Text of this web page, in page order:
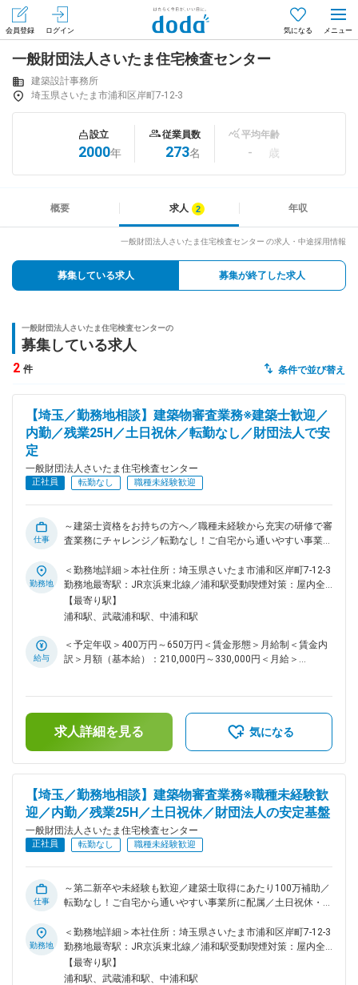
会員登録 ログイン 気になる
会員登録（無料）
はじめてdodaをご利用される方へ
求人を紹介してもらう
知りたい・聞きたい
専門サイト
自動案内は24時間365日対応
転職の「モヤモヤ」、一人で悩まず
気軽に相談してみませんか？
dodaの使い方は？
今の仕事を続けるべき？
ヘルプ サイトマップ
一般財団法人さいたま住宅検査センター
建築設計事務所
埼玉県さいたま市浦和区岸町7-12-3
設立
2000年
従業員数
273名
平均年齢
- 歳
概要 求人 年収
一般財団法人さいたま住宅検査センター の求人・中途採用情報
募集している求人 募集が終了した求人
一般財団法人さいたま住宅検査センターの
募集している求人
2 件 条件で並び替え
【埼玉／勤務地相談】建築物審査業務※建築士歓迎／
内勤／残業25H／土日祝休／転勤なし／財団法人で安
定
一般財団法人さいたま住宅検査センター
正社員 転勤なし 職種未経験歓迎
仕事
～建築士資格をお持ちの方へ／職種未経験から充実の研修で審
査業務にチャレンジ／転勤なし！ご自宅から通いやすい事業所
要： お客さまが作成した図面や申請書類が法律に適合してい
るかどうかを審査します。外出ほぼなしの内勤です。 戸建住
宅から店舗や倉庫、高層マンションなど、首都圏の様々な規模
の案件に携われます。【変更の範囲:法人の定める業務】 ■仕
申請書類を受理 （2）審査開始 （3）顧客へ不明点等の確認や
修正の依頼 （4）終了後、上司のダブルチェック （5）「確認
く、お客様と電話やメールでやりとりするのも、１日のうちの
主な仕事となります。 ■組織構成： 審査担当は各拠点で10名
ほど在籍しております。法人全体の職員数は約250名です。 ■
キャリアパス： 入社後は浦和本部にて1か月間研修を行い、そ
安心ください！ ゆくゆくは建築基準適合判定員の資格を取得
し、管理職に昇格いただきたいと考えています。※適判資格取
得で、月25,000円の追加手当あり！ もちろんすでに資格をお
持ちの方は管理職からのスタートも可◎ ■魅力： 【やりがい】
・建築物の安全を守る最後の砦として、重要な業務を担ってお
ります。お客さまは経験豊富な建築士など、専門性の高い相談
心に、関東一円の住宅はもちろん、幅広い様々な物件に携われ
ます。 【企業・業務の魅力】 ・土日祝休の完全週休二日制で
ライベートを重視した働き方が可能！ ・転勤なし！異動が発
生する場合も、ご自宅から通える範囲での配属なので安心で
す。 ・大手企業から安定して依頼を受けており、財団法人な
ので潰れることもなく、長期的に勤続を希望される方にオスス
勤務地
＜勤務地詳細＞本社住所：埼玉県さいたま市浦和区岸町7-12-3
勤務地最寄駅：JR京浜東北線／浦和駅受動喫煙対策：屋内全
面禁煙変更の範囲：無
【最寄り駅】
浦和駅、武蔵浦和駅、中浦和駅
給与
＜予定年収＞400万円～650万円＜賃金形態＞月給制＜賃金内
訳＞月額（基本給）：210,000円～330,000円＜月給＞
す。月給(月額)は固定手当を含めた表記です。
求人詳細を見る 気になる
【埼玉／勤務地相談】建築物審査業務※職種未経験歓
迎／内勤／残業25H／土日祝休／財団法人の安定基盤
一般財団法人さいたま住宅検査センター
正社員 転勤なし 職種未経験歓迎
仕事
～第二新卒や未経験も歓迎／建築士取得にあたり100万補助／
転勤なし！ご自宅から通いやすい事業所に配属／土日祝休・残
概要： お客さまが作成した図面や申請書類が法律に適合して
いるかどうかを審査します。外出ほぼなしの内勤です。 戸建
住宅から店舗や倉庫、高層マンションなど、首都圏の様々な規
模の案件に携われます。 ■仕事の流れ： （1）顧客より建設予
勤務地
＜勤務地詳細＞本社住所：埼玉県さいたま市浦和区岸町7-12-3
勤務地最寄駅：JR京浜東北線／浦和駅受動喫煙対策：屋内全
面禁煙変更の範囲：無
【最寄り駅】
浦和駅、武蔵浦和駅、中浦和駅